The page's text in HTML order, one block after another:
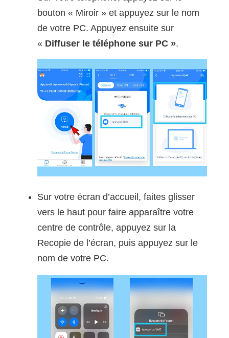
bouton « Miroir » et appuyez sur le nom
de votre PC. Appuyez ensuite sur
« Diffuser le téléphone sur PC ».
Sur votre écran d’accueil, faites glisser
vers le haut pour faire apparaître votre
centre de contrôle, appuyez sur la
Recopie de l’écran, puis appuyez sur le
nom de votre PC.